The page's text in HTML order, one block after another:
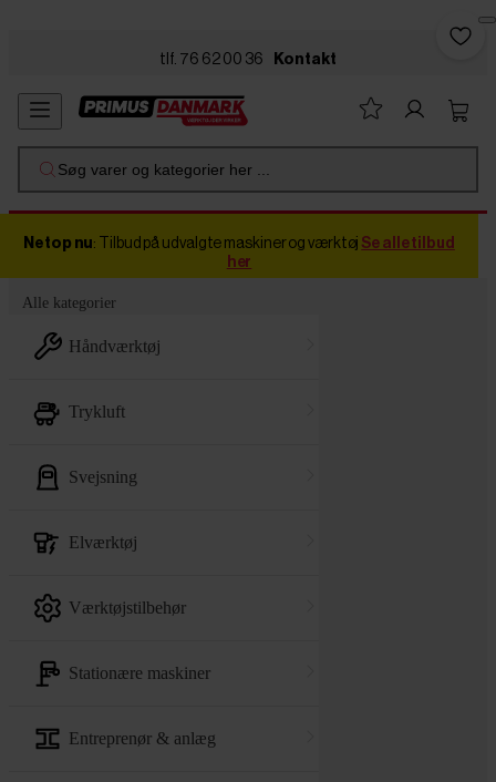
tlf. 76 62 00 36 Kontakt
Søg varer og kategorier her ...
Netop nu: Tilbud på udvalgte maskiner og værktøj Se alle tilbud
her
Alle kategorier
håndværktøj
trykluft
svejsning
elværktøj
værktøjstilbehør
stationære maskiner
entreprenør & anlæg